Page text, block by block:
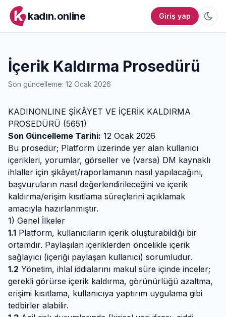
kadın.online Giriş yap
İçerik Kaldırma Prosedürü
Son güncelleme: 12 Ocak 2026
KADINONLINE ŞİKÂYET VE İÇERİK KALDIRMA
PROSEDÜRÜ (5651)
Son Güncelleme Tarihi: 12 Ocak 2026
Bu prosedür; Platform üzerinde yer alan kullanıcı
içerikleri, yorumlar, görseller ve (varsa) DM kaynaklı
ihlaller için şikâyet/raporlamanın nasıl yapılacağını,
başvuruların nasıl değerlendirileceğini ve içerik
kaldırma/erişim kısıtlama süreçlerini açıklamak
amacıyla hazırlanmıştır.
1) Genel İlkeler
1.1 Platform, kullanıcıların içerik oluşturabildiği bir
ortamdır. Paylaşılan içeriklerden öncelikle içerik
sağlayıcı (içeriği paylaşan kullanıcı) sorumludur.
1.2 Yönetim, ihlal iddialarını makul süre içinde inceler;
gerekli görürse içerik kaldırma, görünürlüğü azaltma,
erişimi kısıtlama, kullanıcıya yaptırım uygulama gibi
tedbirler alabilir.